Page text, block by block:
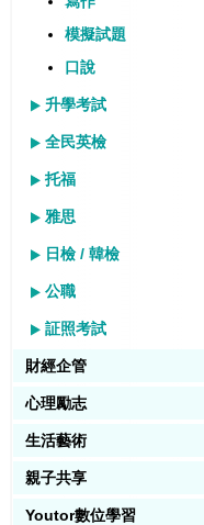
模擬試題
口說
升學考試
全民英檢
托福
雅思
日檢 / 韓檢
公職
証照考試
財經企管
心理勵志
生活藝術
親子共享
Youtor數位學習